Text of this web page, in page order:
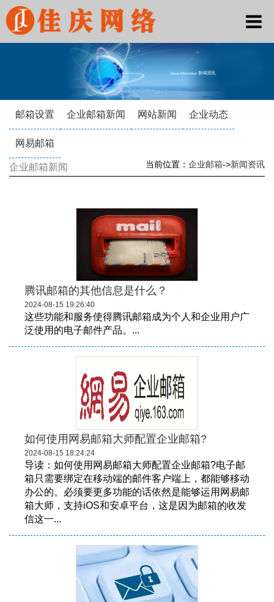
邮箱设置 企业邮箱新闻 网站新闻 企业动态
网易邮箱
企业邮箱新闻 当前位置： 企业邮箱->新闻资讯
腾讯邮箱的其他信息是什么？
2024-08-15 19:26:40
这些功能和服务使得腾讯邮箱成为个人和企业用户广
泛使用的电子邮件产品。...
如何使用网易邮箱大师配置企业邮箱?
2024-08-15 18:24:24
导读：如何使用网易邮箱大师配置企业邮箱?电子邮
箱只需要绑定在移动端的邮件客户端上，都能够移动
办公的。必须要更多功能的话依然是能够运用网易邮
箱大师，支持iOS和安卓平台，这是因为邮箱的收发
信这一...